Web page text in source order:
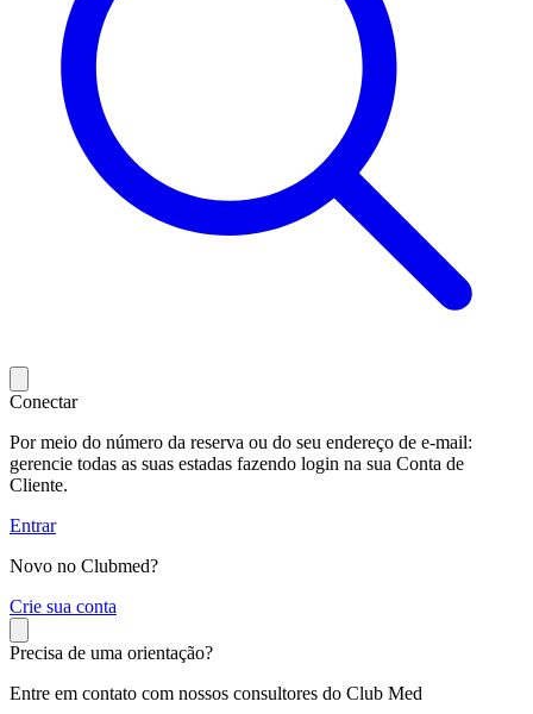
Conectar
Por meio do número da reserva ou do seu endereço de e-mail:
gerencie todas as suas estadas fazendo login na sua Conta de
Cliente.
Entrar
Novo no Clubmed?
Crie sua conta
Precisa de uma orientação?
Entre em contato com nossos consultores do Club Med